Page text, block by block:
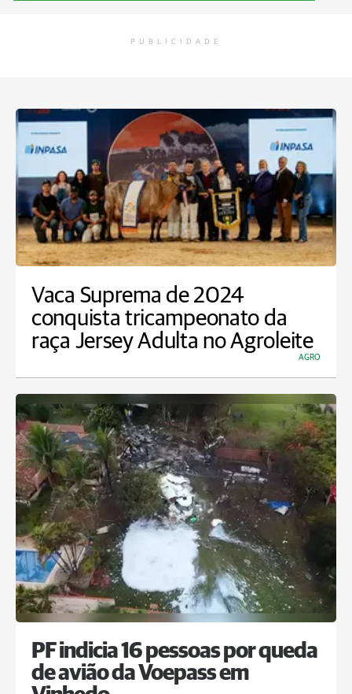
PUBLICIDADE
Vaca Suprema de 2024
conquista tricampeonato da
raça Jersey Adulta no Agroleite
AGRO
PF indicia 16 pessoas por queda
de avião da Voepass em